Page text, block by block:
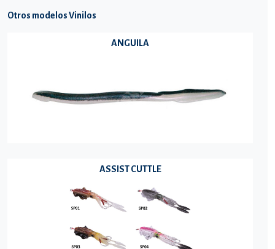
Otros modelos Vinilos
ANGUILA
ASSIST CUTTLE